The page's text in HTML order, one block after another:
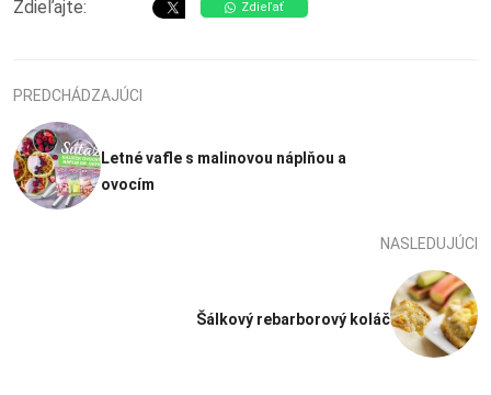
Zdieľajte: Zdieľať
PREDCHÁDZAJÚCI
Letné vafle s malinovou náplňou a
ovocím
NASLEDUJÚCI
Šálkový rebarborový koláč